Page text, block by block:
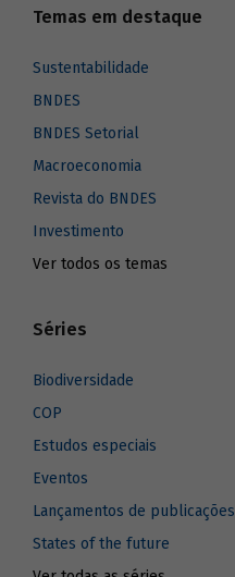
Temas em destaque
Sustentabilidade
BNDES
BNDES Setorial
Macroeconomia
Revista do BNDES
Investimento
Ver todos os temas
Séries
Biodiversidade
COP
Estudos especiais
Eventos
Lançamentos de publicações
States of the future